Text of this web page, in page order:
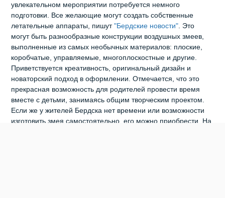
увлекательном мероприятии потребуется немного
подготовки. Все желающие могут создать собственные
летательные аппараты, пишут"Бердские новости". Это
могут быть разнообразные конструкции воздушных змеев,
выполненные из самых необычных материалов: плоские,
коробчатые, управляемые, многоплоскостные и другие.
Приветствуется креативность, оригинальный дизайн и
новаторский подход в оформлении. Отмечается, что это
прекрасная возможность для родителей провести время
вместе с детьми, занимаясь общим творческим проектом.
Если же у жителей Бердска нет времени или возможности
изготовить змея самостоятельно, его можно приобрести. На